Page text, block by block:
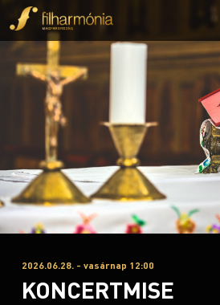
2026.06.28. - vasárnap 12:00
KONCERTMISE